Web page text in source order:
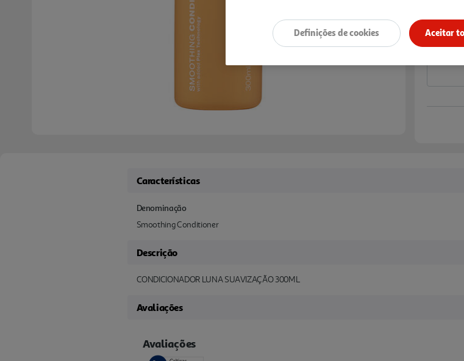
Notas de
Características
Denominação
Smoothing Conditioner
Descrição
CONDICIONADOR LUNA SUAVIZAÇÃO 300ML
Avaliações
Aceitar
Definições de cookies